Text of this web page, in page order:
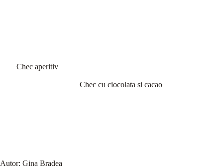
Chec aperitiv
Chec cu ciocolata si cacao
Autor: Gina Bradea